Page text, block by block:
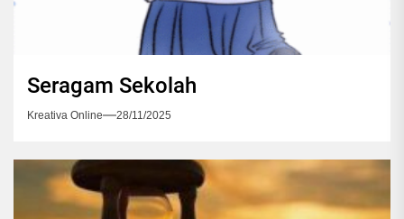
Seragam Sekolah
Kreativa Online 28/11/2025